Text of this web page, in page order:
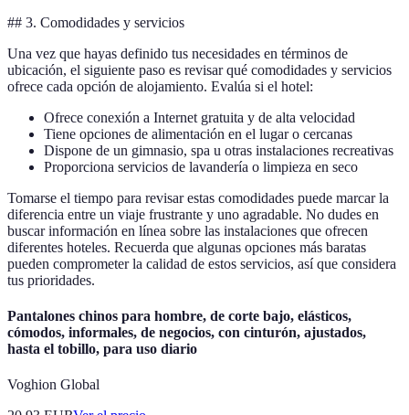
## 3. Comodidades y servicios
Una vez que hayas definido tus necesidades en términos de
ubicación, el siguiente paso es revisar qué comodidades y servicios
ofrece cada opción de alojamiento. Evalúa si el hotel:
Ofrece conexión a Internet gratuita y de alta velocidad
Tiene opciones de alimentación en el lugar o cercanas
Dispone de un gimnasio, spa u otras instalaciones recreativas
Proporciona servicios de lavandería o limpieza en seco
Tomarse el tiempo para revisar estas comodidades puede marcar la
diferencia entre un viaje frustrante y uno agradable. No dudes en
buscar información en línea sobre las instalaciones que ofrecen
diferentes hoteles. Recuerda que algunas opciones más baratas
pueden comprometer la calidad de estos servicios, así que considera
tus prioridades.
Pantalones chinos para hombre, de corte bajo, elásticos,
cómodos, informales, de negocios, con cinturón, ajustados,
hasta el tobillo, para uso diario
Voghion Global